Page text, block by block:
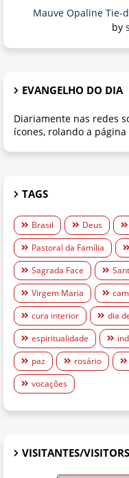
Mauve Opaline Tie-
by
EVANGELHO DO DIA
Diariamente nas redes
ícones, rolando a
TAGS
Brasil Deus
Pastoral da Família
Sagrada Face
Virgem Maria
cura interior
dia
espiritualidade
paz
rosário
vocações
VISITANTES/VISITORS